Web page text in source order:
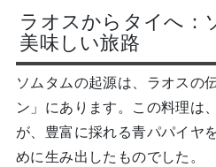
ラオスからタイへ：
美味しい旅路
ソムタムの起源は、ラオスの
ン」にあります。この料理は
が、豊富に採れる青パパイヤ
めに生み出したものでした。